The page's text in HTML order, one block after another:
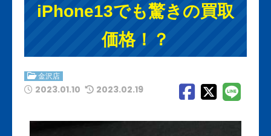
iPhone13でも驚きの買取
価格！？
金沢店
2023.01.10 2023.02.19